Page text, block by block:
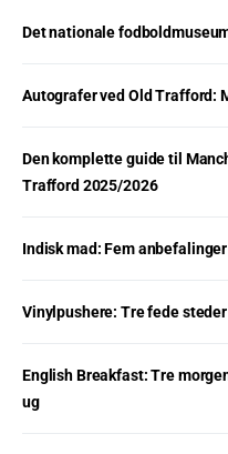
Det nationale
Autografer ved Old Trafford:
Den komplette guide til
Trafford 2025/2026
Indisk mad: Fem anbefalinger
Vinylpushere: Tre fede steder
English Breakfast: Tre
ug